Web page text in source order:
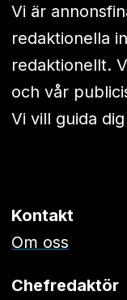
Vi är
redaktionella
redaktionellt.
och vår
Vi vill guida
Kontakt
Om oss
Chefredaktör